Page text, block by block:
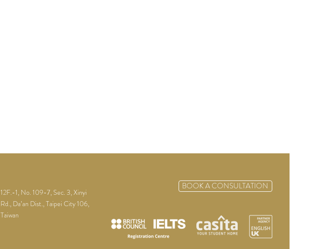
12F.-1, No. 109-7, Sec. 3, Xinyi
Rd., Da’an Dist., Taipei City 106,
Taiwan
BOOK A CONSULTATION